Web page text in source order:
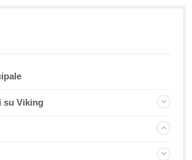
su Viking